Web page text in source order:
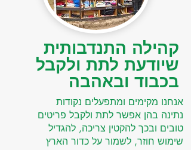
קהילה התנדבותית
שיודעת לתת ולקבל
בכבוד ובאהבה
אנחנו מקימים ומתפעלים נקודות
נתינה בהן אפשר לתת ולקבל פריטים
טובים ובכך להקטין צריכה, להגדיל
שימוש חוזר, לשמור על כדור הארץ